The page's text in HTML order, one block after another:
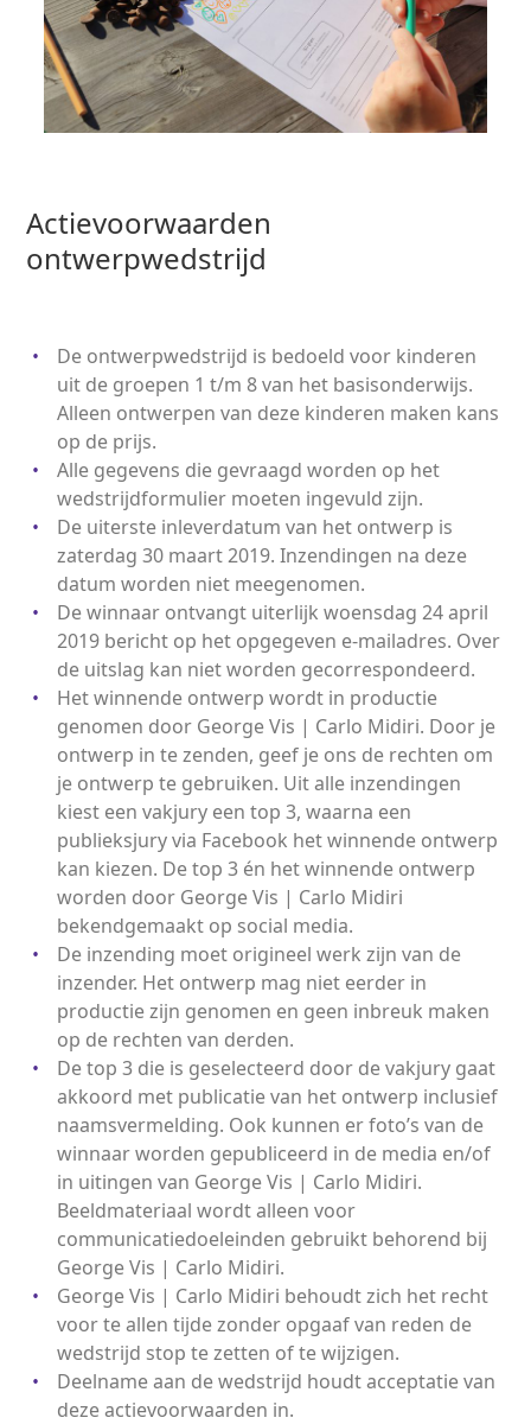
Actievoorwaarden
ontwerpwedstrijd
De ontwerpwedstrijd is bedoeld voor kinderen
uit de groepen 1 t/m 8 van het basisonderwijs.
Alleen ontwerpen van deze kinderen maken kans
op de prijs.
Alle gegevens die gevraagd worden op het
wedstrijdformulier moeten ingevuld zijn.
De uiterste inleverdatum van het ontwerp is
zaterdag 30 maart 2019. Inzendingen na deze
datum worden niet meegenomen.
De winnaar ontvangt uiterlijk woensdag 24 april
2019 bericht op het opgegeven e-mailadres. Over
de uitslag kan niet worden gecorrespondeerd.
Het winnende ontwerp wordt in productie
genomen door George Vis | Carlo Midiri. Door je
ontwerp in te zenden, geef je ons de rechten om
je ontwerp te gebruiken. Uit alle inzendingen
kiest een vakjury een top 3, waarna een
publieksjury via Facebook het winnende ontwerp
kan kiezen. De top 3 én het winnende ontwerp
worden door George Vis | Carlo Midiri
bekendgemaakt op social media.
De inzending moet origineel werk zijn van de
inzender. Het ontwerp mag niet eerder in
productie zijn genomen en geen inbreuk maken
op de rechten van derden.
De top 3 die is geselecteerd door de vakjury gaat
akkoord met publicatie van het ontwerp inclusief
naamsvermelding. Ook kunnen er foto’s van de
winnaar worden gepubliceerd in de media en/of
in uitingen van George Vis | Carlo Midiri.
Beeldmateriaal wordt alleen voor
communicatiedoeleinden gebruikt behorend bij
George Vis | Carlo Midiri.
George Vis | Carlo Midiri behoudt zich het recht
voor te allen tijde zonder opgaaf van reden de
wedstrijd stop te zetten of te wijzigen.
Deelname aan de wedstrijd houdt acceptatie van
deze actievoorwaarden in.